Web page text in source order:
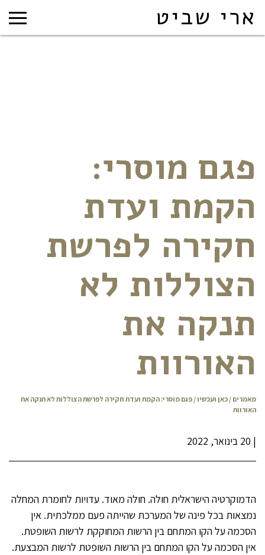
ארי שביט
פגם מוסרי:
הקמת ועדת
חקירה לפרשת
הצוללות לא
תנקה את
האורוות
מאמרים / כאן ועכשיו / פגם מוסרי: הקמת ועדת חקירה לפרשת הצוללות לא תנקה את
האורוות
| 20 בינואר, 2022
הדמוקרטיה הישראלית חולה. חולה מאוד. עדויות לחומרת המחלה
נמצאות בכל פינה של המערכת שהייתה פעם ממלכתית. אין
הסכמה על הקו המתחם בין הרשות המחוקקת לרשות השופטת.
אין הסכמה על הקו המתחם בין הרשות השופטת לרשות המבצעת.